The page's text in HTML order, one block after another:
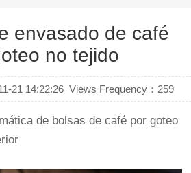
envasado de café
no tejido
21 14:22:26 Views Frequency： 259
de bolsas de café por goteo